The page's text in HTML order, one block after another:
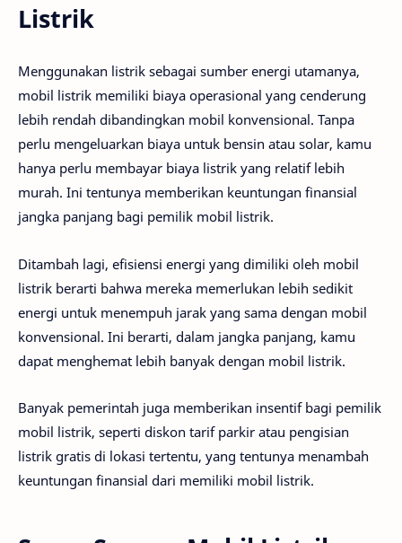
Listrik
Menggunakan listrik sebagai sumber energi utamanya,
mobil listrik memiliki biaya operasional yang cenderung
lebih rendah dibandingkan mobil konvensional. Tanpa
perlu mengeluarkan biaya untuk bensin atau solar, kamu
hanya perlu membayar biaya listrik yang relatif lebih
murah. Ini tentunya memberikan keuntungan finansial
jangka panjang bagi pemilik mobil listrik.
Ditambah lagi, efisiensi energi yang dimiliki oleh mobil
listrik berarti bahwa mereka memerlukan lebih sedikit
energi untuk menempuh jarak yang sama dengan mobil
konvensional. Ini berarti, dalam jangka panjang, kamu
dapat menghemat lebih banyak dengan mobil listrik.
Banyak pemerintah juga memberikan insentif bagi pemilik
mobil listrik, seperti diskon tarif parkir atau pengisian
listrik gratis di lokasi tertentu, yang tentunya menambah
keuntungan finansial dari memiliki mobil listrik.